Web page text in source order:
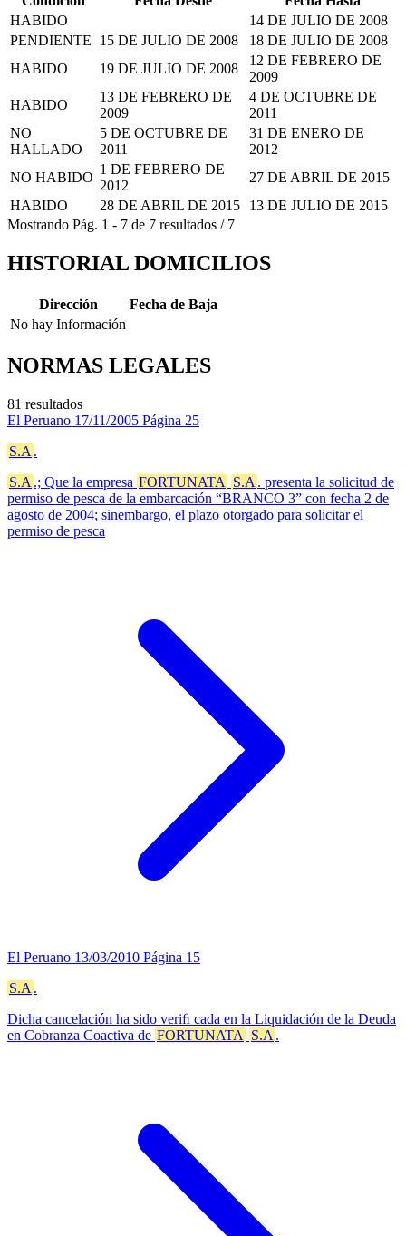
HABIDO
14 DE JULIO DE 2008
PENDIENTE
15 DE JULIO DE 2008
18 DE JULIO DE 2008
HABIDO
19 DE JULIO DE 2008
12 DE FEBRERO DE
2009
HABIDO
13 DE FEBRERO DE
2009
4 DE OCTUBRE DE
2011
NO
HALLADO
5 DE OCTUBRE DE
2011
31 DE ENERO DE
2012
NO HABIDO
1 DE FEBRERO DE
2012
27 DE ABRIL DE 2015
HABIDO
28 DE ABRIL DE 2015
13 DE JULIO DE 2015
Mostrando Pág. 1 - 7 de 7 resultados / 7
HISTORIAL DOMICILIOS
Dirección
Fecha de Baja
No hay Información
NORMAS LEGALES
81 resultados
El Peruano 17/11/2005 Página 25
S.A .
S.A .; Que la empresa FORTUNATA S.A . presenta la solicitud de
permiso de pesca de la embarcación “BRANCO 3” con fecha 2 de
agosto de 2004; sinembargo, el plazo otorgado para solicitar el
permiso de pesca
El Peruano 13/03/2010 Página 15
S.A .
Dicha cancelación ha sido veriﬁ cada en la Liquidación de la Deuda
en Cobranza Coactiva de FORTUNATA S.A .